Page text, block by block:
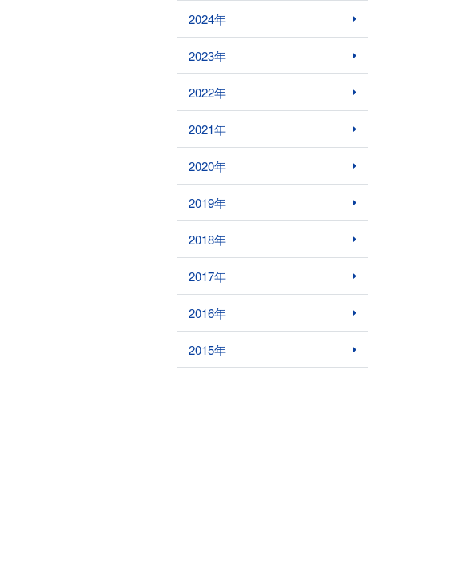
2024年
2023年
2022年
2021年
2020年
2019年
2018年
2017年
2016年
2015年